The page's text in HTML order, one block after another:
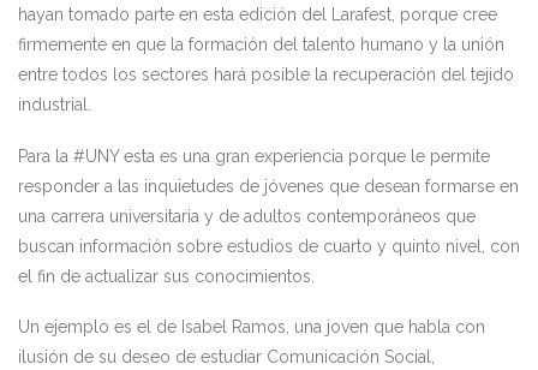
hayan tomado parte en esta edición del Larafest, porque cree
firmemente en que la formación del talento humano y la unión
entre todos los sectores hará posible la recuperación del tejido
industrial.
Para la #UNY esta es una gran experiencia porque le permite
responder a las inquietudes de jóvenes que desean formarse en
una carrera universitaria y de adultos contemporáneos que
buscan información sobre estudios de cuarto y quinto nivel, con
el fin de actualizar sus conocimientos.
Un ejemplo es el de Isabel Ramos, una joven que habla con
ilusión de su deseo de estudiar Comunicación Social,